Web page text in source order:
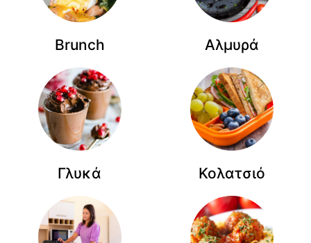
Brunch Αλμυρά
Γλυκά Κολατσιό